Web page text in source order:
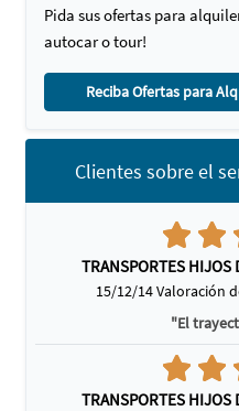
Pida sus ofertas para
autocar o tour!
Reciba Ofertas para
Clientes sobre el
TRANSPORTES HIJOS
15/12/14 Valoración
"El
TRANSPORTES HIJOS